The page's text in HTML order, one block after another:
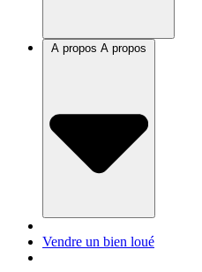
A propos
Vendre un bien loué